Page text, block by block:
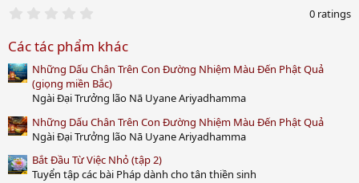
0
t
a
r
(
s
)
0 ratings
Các tác phẩm khác
Những Dấu Chân Trên Con Đường Nhiệm Màu Đến Phật Quả
(giọng miền Bắc)
Ngài Đại Trưởng lão Nā Uyane Ariyadhamma
Những Dấu Chân Trên Con Đường Nhiệm Màu Đến Phật Quả
Ngài Đại Trưởng lão Nā Uyane Ariyadhamma
Bắt Đầu Từ Việc Nhỏ (tập 2)
Tuyển tập các bài Pháp dành cho tân thiền sinh